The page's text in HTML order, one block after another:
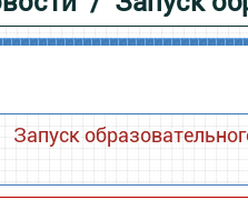
Запуск